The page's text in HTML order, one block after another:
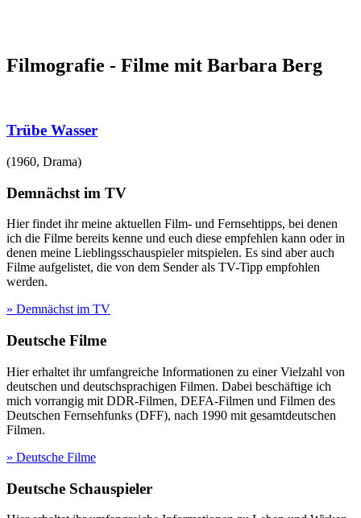
Filmografie - Filme mit Barbara Berg
Trübe Wasser
(1960, Drama)
Demnächst im TV
Hier findet ihr meine aktuellen Film- und Fernsehtipps, bei denen
ich die Filme bereits kenne und euch diese empfehlen kann oder in
denen meine Lieblingsschauspieler mitspielen. Es sind aber auch
Filme aufgelistet, die von dem Sender als TV-Tipp empfohlen
werden.
» Demnächst im TV
Deutsche Filme
Hier erhaltet ihr umfangreiche Informationen zu einer Vielzahl von
deutschen und deutschsprachigen Filmen. Dabei beschäftige ich
mich vorrangig mit DDR-Filmen, DEFA-Filmen und Filmen des
Deutschen Fernsehfunks (DFF), nach 1990 mit gesamtdeutschen
Filmen.
» Deutsche Filme
Deutsche Schauspieler